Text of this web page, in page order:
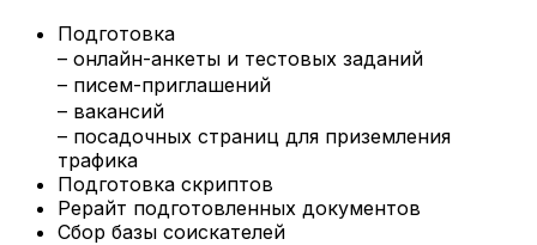
Подготовка
– онлайн-анкеты и тестовых заданий
– писем-приглашений
– вакансий
– посадочных страниц для приземления
трафика
Подготовка скриптов
Рерайт подготовленных документов
Сбор базы соискателей